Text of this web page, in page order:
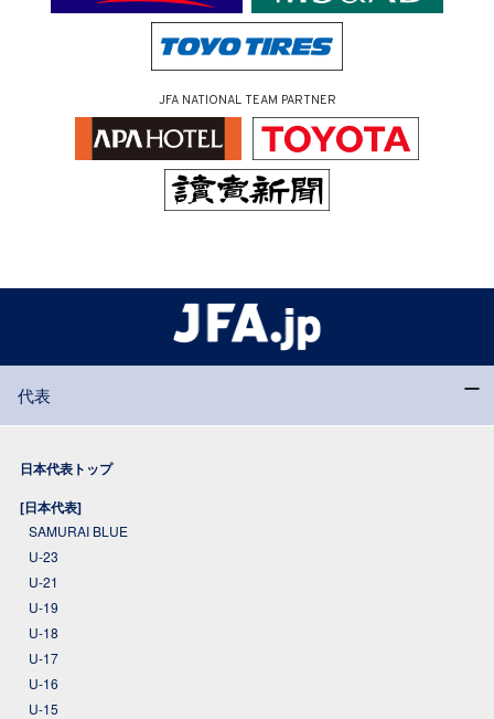
JFA NATIONAL TEAM PARTNER
代表
日本代表トップ
[日本代表]
SAMURAI BLUE
U-23
U-21
U-19
U-18
U-17
U-16
U-15